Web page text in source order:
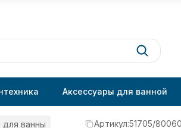
Аксессуары для ванной
для ванны Артикул:51705/